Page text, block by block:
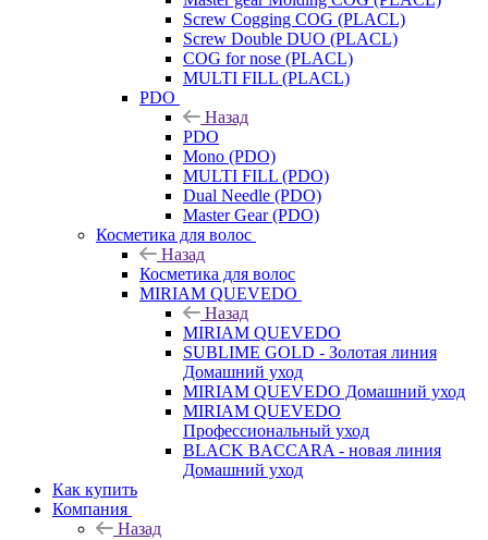
Screw Cogging COG (PLACL)
Screw Double DUO (PLACL)
COG for nose (PLACL)
MULTI FILL (PLACL)
PDO
Назад
PDO
Mono (PDO)
MULTI FILL (PDO)
Dual Needle (PDO)
Master Gear (PDO)
Косметика для волос
Назад
Косметика для волос
MIRIAM QUEVEDO
Назад
MIRIAM QUEVEDO
SUBLIME GOLD - Золотая линия
Домашний уход
MIRIAM QUEVEDO Домашний уход
MIRIAM QUEVEDO
Профессиональный уход
BLACK BACCARA - новая линия
Домашний уход
Как купить
Компания
Назад